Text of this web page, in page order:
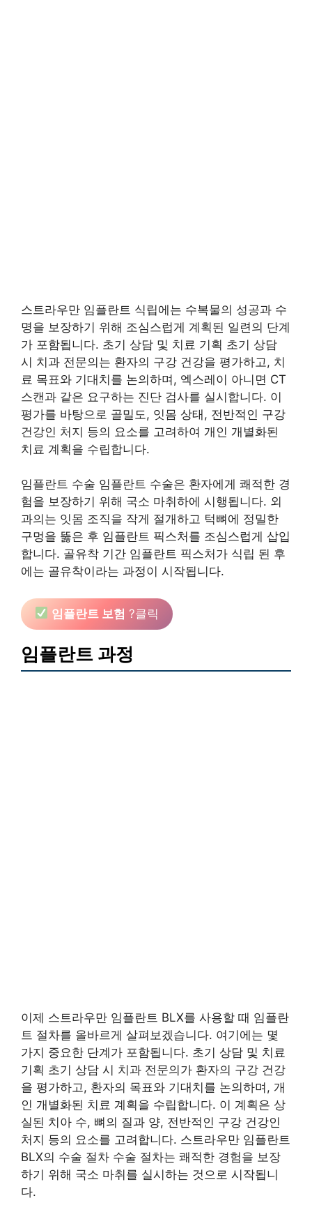
스트라우만 임플란트 식립에는 수복물의 성공과 수
명을 보장하기 위해 조심스럽게 계획된 일련의 단계
가 포함됩니다. 초기 상담 및 치료 기획 초기 상담
시 치과 전문의는 환자의 구강 건강을 평가하고, 치
료 목표와 기대치를 논의하며, 엑스레이 아니면 CT
스캔과 같은 요구하는 진단 검사를 실시합니다. 이
평가를 바탕으로 골밀도, 잇몸 상태, 전반적인 구강
건강인 처지 등의 요소를 고려하여 개인 개별화된
치료 계획을 수립합니다.
임플란트 수술 임플란트 수술은 환자에게 쾌적한 경
험을 보장하기 위해 국소 마취하에 시행됩니다. 외
과의는 잇몸 조직을 작게 절개하고 턱뼈에 정밀한
구멍을 뚫은 후 임플란트 픽스처를 조심스럽게 삽입
합니다. 골유착 기간 임플란트 픽스처가 식립 된 후
에는 골유착이라는 과정이 시작됩니다.
임플란트 보험 ?클릭
임플란트 과정
이제 스트라우만 임플란트 BLX를 사용할 때 임플란
트 절차를 올바르게 살펴보겠습니다. 여기에는 몇
가지 중요한 단계가 포함됩니다. 초기 상담 및 치료
기획 초기 상담 시 치과 전문의가 환자의 구강 건강
을 평가하고, 환자의 목표와 기대치를 논의하며, 개
인 개별화된 치료 계획을 수립합니다. 이 계획은 상
실된 치아 수, 뼈의 질과 양, 전반적인 구강 건강인
처지 등의 요소를 고려합니다. 스트라우만 임플란트
BLX의 수술 절차 수술 절차는 쾌적한 경험을 보장
하기 위해 국소 마취를 실시하는 것으로 시작됩니
다.